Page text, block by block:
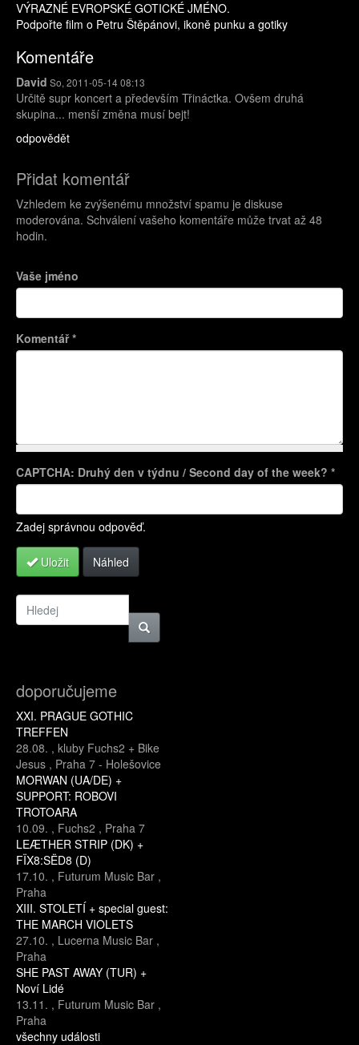
VÝRAZNÉ EVROPSKÉ GOTICKÉ JMÉNO.
Podpořte film o Petru Štěpánovi, ikoně punku a gotiky
Komentáře
David So, 2011-05-14 08:13
Určitě supr koncert a především Třináctka. Ovšem druhá
skupina... menší změna musí bejt!
odpovědět
Přidat komentář
Vzhledem ke zvýšenému množství spamu je diskuse
moderována. Schválení vašeho komentáře může trvat až 48
hodin.
Vaše jméno
Komentář*
Více informací o formátech textů
CAPTCHA: Druhý den v týdnu / Second day of the week? *
Zadej správnou odpověď.
Uložit Náhled
doporučujeme
XXI. PRAGUE GOTHIC
TREFFEN
28.08. , kluby Fuchs2 + Bike
Jesus , Praha 7 - Holešovice
MORWAN (UA/DE) +
SUPPORT: ROBOVI
TROTOARA
10.09. , Fuchs2 , Praha 7
LEÆTHER STRIP (DK) +
FÏX8:SËD8 (D)
17.10. , Futurum Music Bar ,
Praha
XIII. STOLETÍ + special guest:
THE MARCH VIOLETS
27.10. , Lucerna Music Bar ,
Praha
SHE PAST AWAY (TUR) +
Noví Lidé
13.11. , Futurum Music Bar ,
Praha
všechny události